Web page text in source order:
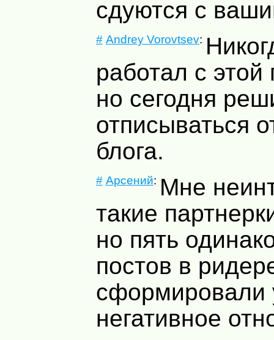
сдуются с
# Andrey Vorovtsev:
работал с этой
но сегодня
отписываться
блога.
# Арсений: Мне
такие
но пять
постов в
сформировали
негативное